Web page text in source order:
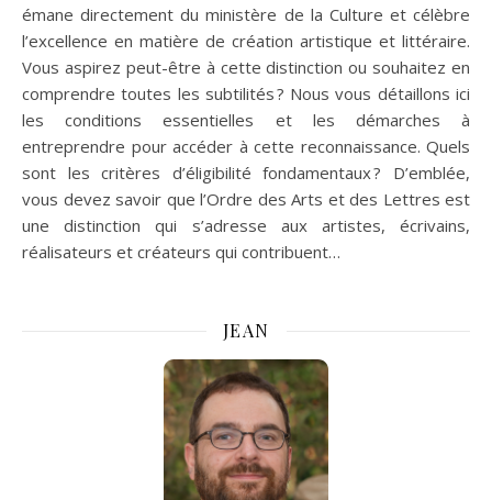
émane directement du ministère de la Culture et célèbre
l’excellence en matière de création artistique et littéraire.
Vous aspirez peut-être à cette distinction ou souhaitez en
comprendre toutes les subtilités ? Nous vous détaillons ici
les conditions essentielles et les démarches à
entreprendre pour accéder à cette reconnaissance. Quels
sont les critères d’éligibilité fondamentaux ? D’emblée,
vous devez savoir que l’Ordre des Arts et des Lettres est
une distinction qui s’adresse aux artistes, écrivains,
réalisateurs et créateurs qui contribuent…
JEAN